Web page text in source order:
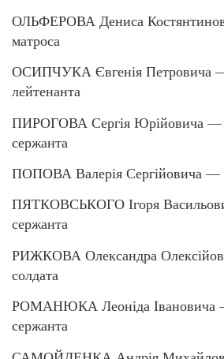
ОЛЬФЕРОВА Дениса
матроса
ОСИПЧУКА Євгенія Петровича
лейтенанта
ПИРОГОВА Сергія Юрійовича —
сержанта
ПОПОВА Валерія Сергійовича —
ПЯТКОВСЬКОГО Ігоря
сержанта
РИЖКОВА Олександра
солдата
РОМАНЮКА Леоніда Івановича
сержанта